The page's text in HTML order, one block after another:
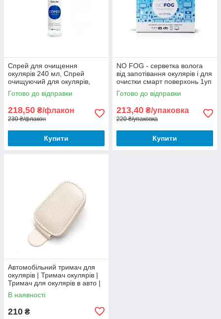
Спрей для очищення
окулярів 240 мл, Спрей
очищуючий для окулярів,
Спрей для очистки смарт
поверхонь
Готово до відправки
218,50 ₴/флакон
230 ₴/флакон
Купити
NO FOG - серветка волога
від запотівання окулярів і для
очистки смарт поверхонь 1уп
(30 шт), Волога серветка для
окулярів
Готово до відправки
213,40 ₴/упаковка
220 ₴/упаковка
Купити
Автомобільний тримач для
окулярів | Тримач окулярів |
Тримач для окулярів в авто |
Тримач на козирок в авто
В наявності
210 ₴